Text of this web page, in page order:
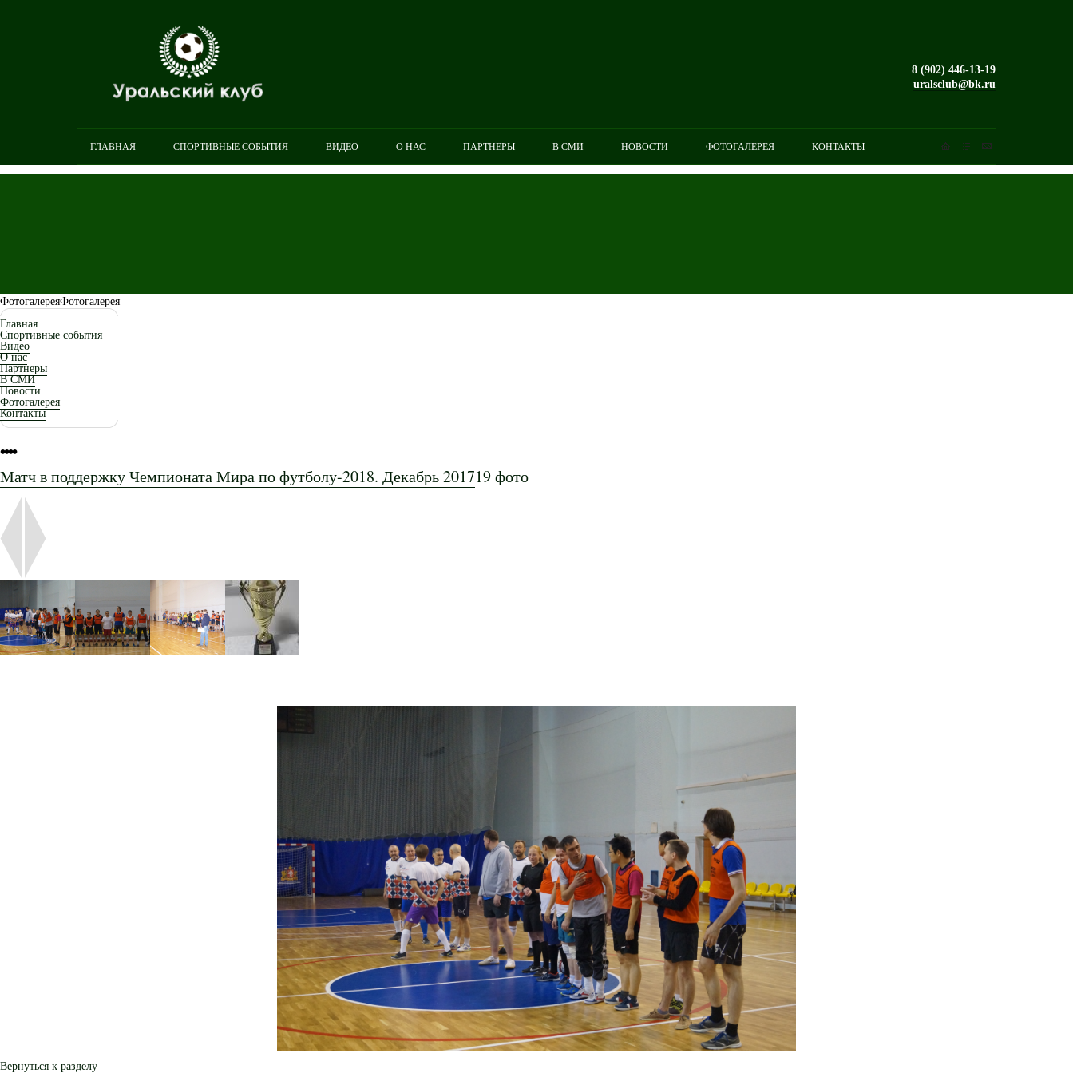
8 (902) 446-13-19
uralsclub@bk.ru
ГЛАВНАЯ СПОРТИВНЫЕ СОБЫТИЯ ВИДЕО О НАС ПАРТНЕРЫ В СМИ НОВОСТИ ФОТОГАЛЕРЕЯ КОНТАКТЫ
ФотогалереяФотогалерея
Главная
Спортивные события
Видео
О нас
Партнеры
В СМИ
Новости
Фотогалерея
Контакты
••••
Матч в поддержку Чемпионата Мира по футболу-2018. Декабрь 201719 фото
Вернуться к разделу